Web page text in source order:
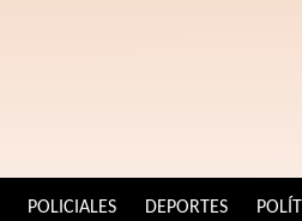
POLICIALES DEPORTES